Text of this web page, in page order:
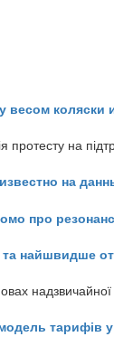
весом
протесту на
на
про
та найшвидше
надзвичайної
тарифів